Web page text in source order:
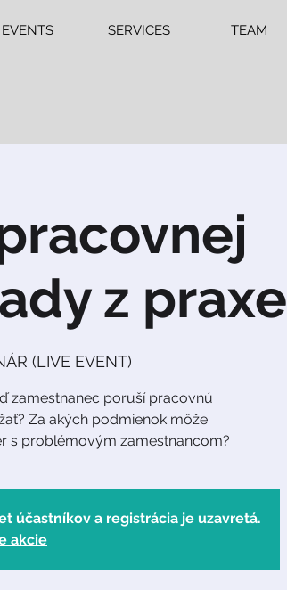
EVENTS SERVICES TEAM
z praxe
(LIVE EVENT)
zamestnanec poruší pracovnú
Za akých podmienok môže
s problémovým zamestnancom?
účastníkov a registrácia je uzavretá.
akcie